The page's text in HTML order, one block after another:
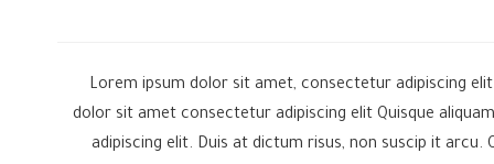
Lorem ipsum dolor sit amet, consectetur adipiscing
dolor sit amet consectetur adipiscing elit Quisque
adipiscing elit. Duis at dictum risus, non suscip it